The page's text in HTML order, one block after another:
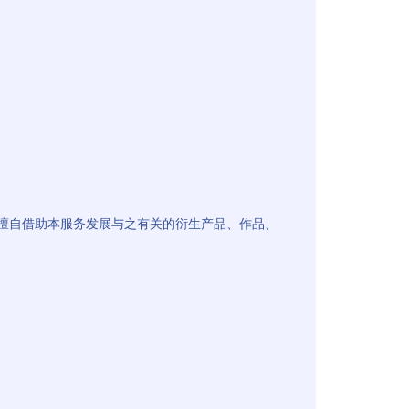
借助本服务发展与之有关的衍生产品、作品、